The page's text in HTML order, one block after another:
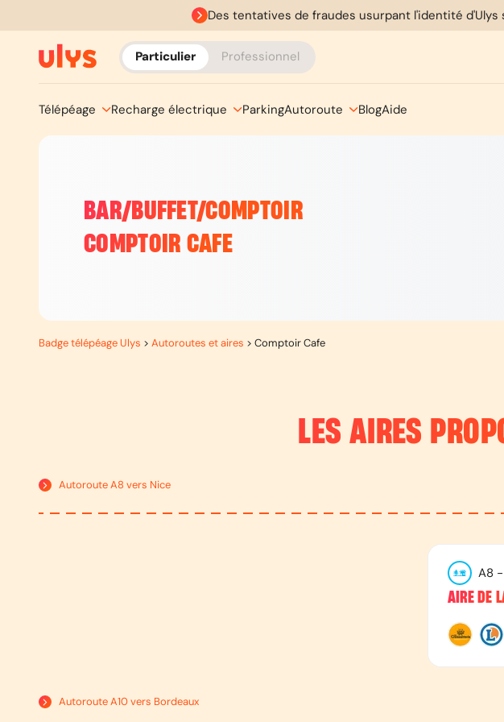
Des tentatives de fraudes usurpant l'identité
Particulier Professionnel
Télépéage Recharge électrique ParkingAutoroute BlogAide
BAR/BUFFET/COMPTOIR
COMPTOIR CAFE
Badge télépéage Ulys > Autoroutes et aires > Comptoir Cafe
LES AIRES
Autoroute A8 vers Nice
A8
AIRE DE
Autoroute A10 vers Bordeaux